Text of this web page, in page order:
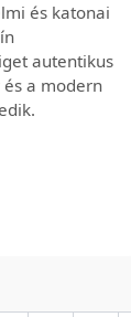
és katonai
autentikus
a modern